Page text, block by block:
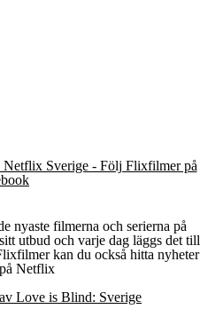
Netflix Sverige - Följ Flixfilmer på
nyaste filmerna och serierna på
utbud och varje dag läggs det till
kan du också hitta nyheter
Netflix
Love is Blind: Sverige